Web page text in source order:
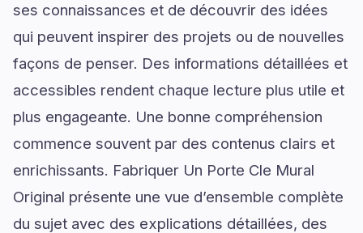
ses connaissances et de découvrir des idées
qui peuvent inspirer des projets ou de nouvelles
façons de penser. Des informations détaillées et
accessibles rendent chaque lecture plus utile et
plus engageante. Une bonne compréhension
commence souvent par des contenus clairs et
enrichissants. Fabriquer Un Porte Cle Mural
Original présente une vue d’ensemble complète
du sujet avec des explications détaillées, des